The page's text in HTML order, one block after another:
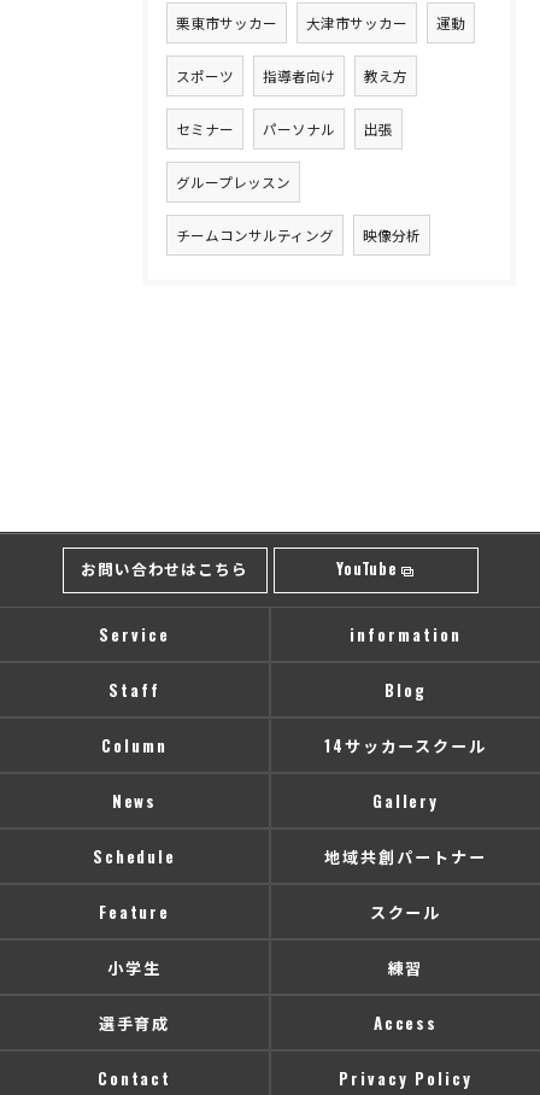
栗東市サッカー 大津市サッカー 運動
スポーツ 指導者向け 教え方
セミナー パーソナル 出張
グループレッスン
チームコンサルティング 映像分析
お問い合わせはこちら YouTube
Service information
Staff Blog
Column 14サッカースクール
News Gallery
Schedule 地域共創パートナー
Feature スクール
小学生 練習
選手育成 Access
Contact Privacy Policy